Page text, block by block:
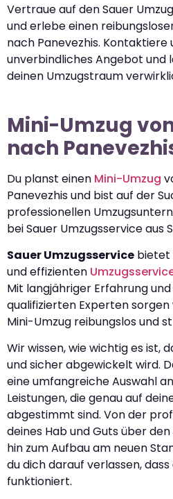
Vertraue auf den Sauer
und erlebe einen
nach Panevezhis.
unverbindliches Angebot und
deinen Umzugstraum
Mini-Umzug
nach
Du planst einen Mini-Umzug
Panevezhis und bist auf der
professionellen
bei Sauer Umzugsservice
Sauer Umzugsservice bietet
und effizienten
Mit langjähriger Erfahrung
qualifizierten Experten sorgen
Mini-Umzug reibungslos und
Wir wissen, wie wichtig es ist,
und sicher abgewickelt wird.
eine umfangreiche Auswahl
Leistungen, die genau auf
abgestimmt sind. Von der
deines Hab und Guts über
hin zum Aufbau am neuen
du dich darauf verlassen,
funktioniert.